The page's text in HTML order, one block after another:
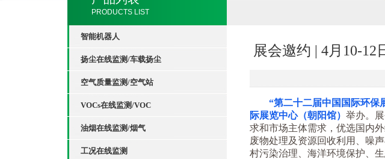
PRODUCTS LIST
智能机器人
扬尘在线监测/车载扬尘
空气质量监测/空气站
VOCs在线监测/VOC
油烟在线监测/烟气
工况在线监测
展会邀约 | 4月10-
“第二十二届中国国际环保
际展览中心（朝阳馆） 举办。
求和市场主体需求，优选国内
废物处理及资源回收利用、噪
村污染治理、海洋环境保护、